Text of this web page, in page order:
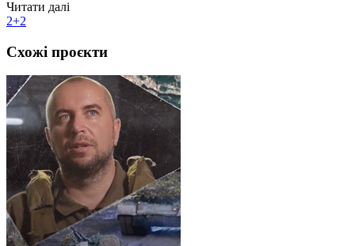
Читати далі
2+2
Схожі проєкти